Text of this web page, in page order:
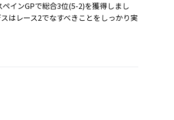
インGPで総合3位(5-2)を獲得しまし
はレース2でなすべきことをしっかり実